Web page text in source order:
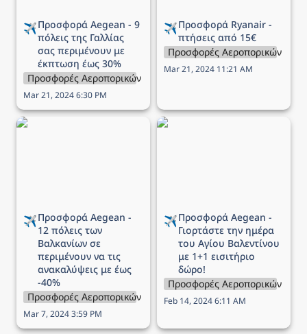
✈️Προσφορά Aegean - 9
πόλεις της Γαλλίας
σας περιμένουν με
έκπτωση έως 30%
Προσφορές Αεροπορικών Εταιρειών
Mar 21, 2024 6:30 PM
✈️Προσφορά Ryanair -
πτήσεις από 15€
Προσφορές Αεροπορικών
Mar 21, 2024 11:21 AM
Προσφορά Aegean - 12
✈️Προσφορά Aegean -
12 πόλεις των
Βαλκανίων σε
περιμένουν να τις
ανακαλύψεις με έως
-40%
Προσφορές Αεροπορικών Εταιρειών
Mar 7, 2024 3:59 PM
Προσφορά Aegean -
✈️
Γιορτάστε την ημέρα
του Αγίου Βαλεντίνου
με 1+1 εισιτήριο
δώρο!
Προσφορές Αεροπορικών
Feb 14, 2024 6:11 AM